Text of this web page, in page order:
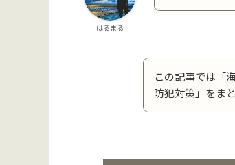
はるまる
この記事では「
防犯対策」をま